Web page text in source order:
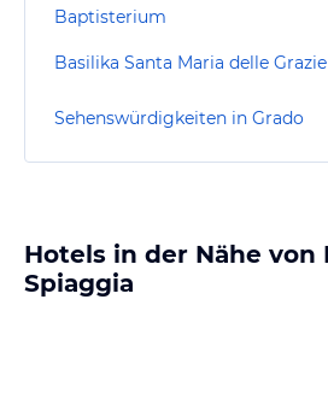
Baptisterium
Basilika Santa Maria delle Grazie
Sehenswürdigkeiten in Grado
Hotels in der Nähe von
Spiaggia